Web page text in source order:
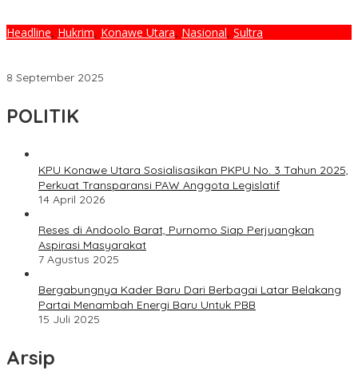
Headline, Hukrim, Konawe Utara, Nasional, Sultra
8 September 2025
POLITIK
KPU Konawe Utara Sosialisasikan PKPU No. 3 Tahun 2025,
Perkuat Transparansi PAW Anggota Legislatif
14 April 2026
Reses di Andoolo Barat, Purnomo Siap Perjuangkan
Aspirasi Masyarakat
7 Agustus 2025
Bergabungnya Kader Baru Dari Berbagai Latar Belakang
Partai Menambah Energi Baru Untuk PBB
15 Juli 2025
Arsip